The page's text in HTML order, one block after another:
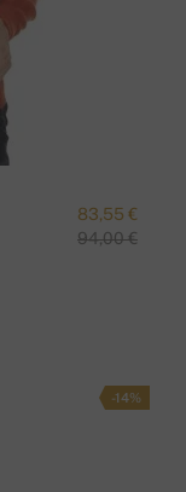
83,55 €
94,00 €
-14%